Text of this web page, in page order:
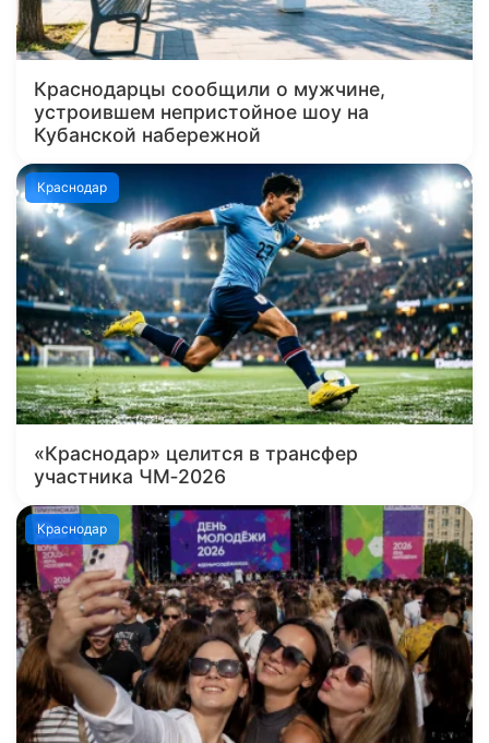
Краснодарцы сообщили о мужчине,
устроившем непристойное шоу на
Кубанской набережной
Краснодар
«Краснодар» целится в трансфер
участника ЧМ‑2026
Краснодар